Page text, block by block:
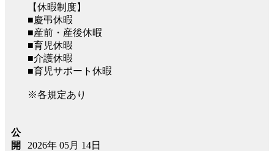
【休暇制度】
■慶弔休暇
■産前・産後休暇
■育児休暇
■介護休暇
■育児サポート休暇
※各規定あり
公
開
2026年 05月 14日